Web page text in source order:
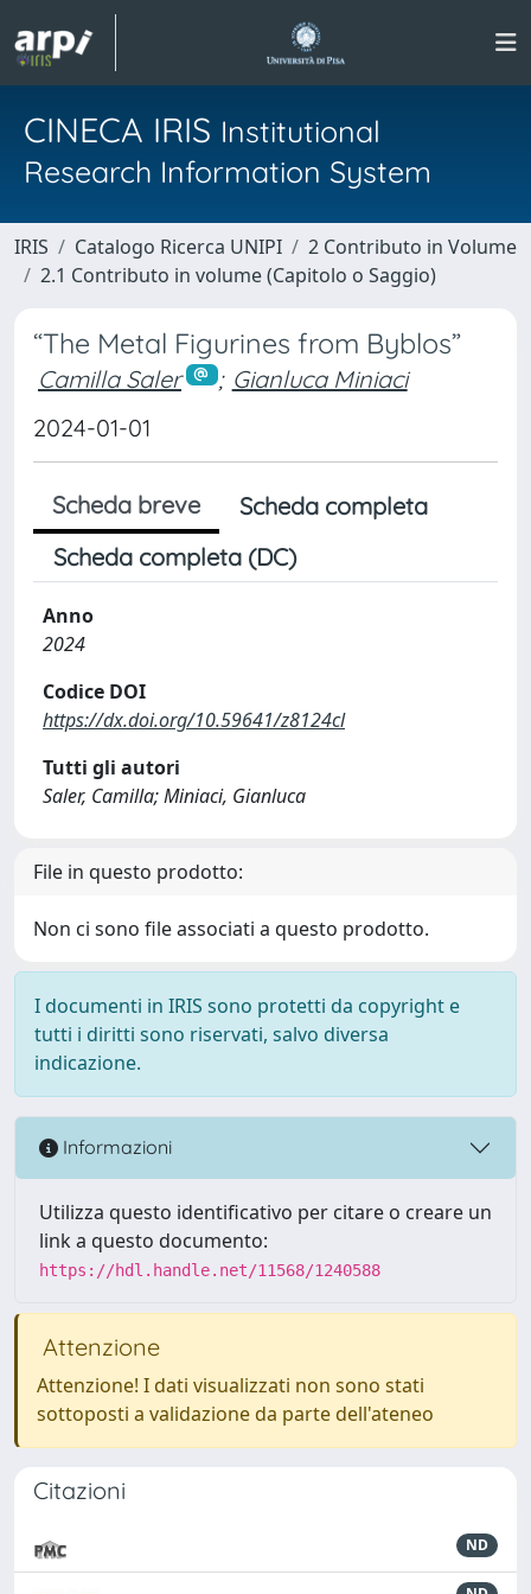
CINECA IRIS Institutional
Research Information System
IRIS Catalogo Ricerca UNIPI
2 Contributo in Volume
2.1 Contributo in volume (Capitolo o Saggio)
“The Metal Figurines from Byblos”
Camilla Saler ; Gianluca Miniaci
2024-01-01
Scheda breve
Scheda completa
Scheda completa (DC)
Anno
2024
Codice DOI
https://dx.doi.org/10.59641/z8124cl
Tutti gli autori
Saler, Camilla; Miniaci, Gianluca
File in questo prodotto:
Non ci sono file associati a questo prodotto.
I documenti in IRIS sono protetti da copyright e
tutti i diritti sono riservati, salvo diversa
indicazione.
Informazioni
Utilizza questo identificativo per citare o creare un
link a questo documento:
https://hdl.handle.net/11568/1240588
Attenzione
Attenzione! I dati visualizzati non sono stati
sottoposti a validazione da parte dell'ateneo
Citazioni
ND